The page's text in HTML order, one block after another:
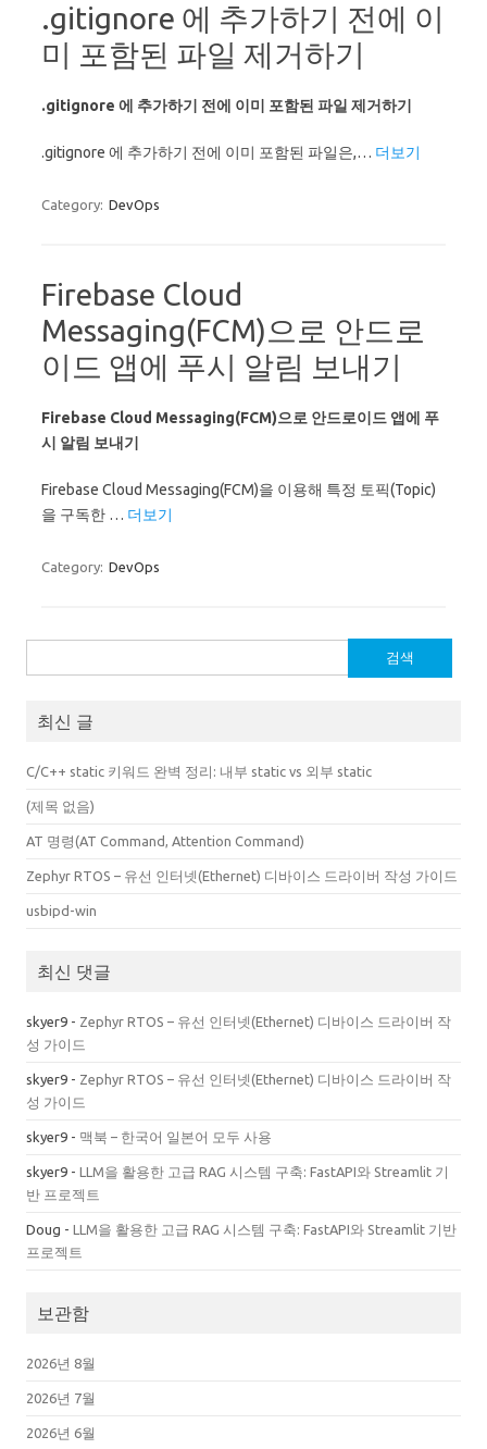
.gitignore 에 추가하기 전에 이
미 포함된 파일 제거하기
.gitignore 에 추가하기 전에 이미 포함된 파일 제거하기
.gitignore 에 추가하기 전에 이미 포함된 파일은,… 더보기
Category: DevOps
Firebase Cloud
Messaging(FCM)으로 안드로
이드 앱에 푸시 알림 보내기
Firebase Cloud Messaging(FCM)으로 안드로이드 앱에 푸
시 알림 보내기
Firebase Cloud Messaging(FCM)을 이용해 특정 토픽(Topic)
을 구독한 … 더보기
Category: DevOps
색:
최신 글
C/C++ static 키워드 완벽 정리: 내부 static vs 외부 static
(제목 없음)
AT 명령(AT Command, Attention Command)
Zephyr RTOS – 유선 인터넷(Ethernet) 디바이스 드라이버 작성 가이드
usbipd-win
최신 댓글
skyer9 - Zephyr RTOS – 유선 인터넷(Ethernet) 디바이스 드라이버 작
성 가이드
skyer9 - Zephyr RTOS – 유선 인터넷(Ethernet) 디바이스 드라이버 작
성 가이드
skyer9 - 맥북 – 한국어 일본어 모두 사용
skyer9 - LLM을 활용한 고급 RAG 시스템 구축: FastAPI와 Streamlit 기
반 프로젝트
Doug - LLM을 활용한 고급 RAG 시스템 구축: FastAPI와 Streamlit 기반
프로젝트
보관함
2026년 8월
2026년 7월
2026년 6월